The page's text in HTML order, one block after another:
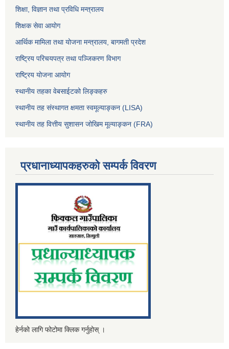
शिक्षा, विज्ञान तथा प्रविधि मन्त्रालय
शिक्षक सेवा आयोग
आर्थिक मामिला तथा योजना मन्त्रालय, बागमती प्रदेश
राष्ट्रिय परिचयपत्र तथा पञ्जिकरण विभाग
राष्ट्रिय योजना आयोग
स्थानीय तहका वेबसाईटको लिङ्कहरु
स्थानीय तह संस्थागत क्षमता स्वमूल्याङ्कन (LISA)
स्थानीय तह वित्तीय सुशासन जोखिम मूल्याङ्कन (FRA)
प्रधानाध्यापकहरुको सम्पर्क विवरण
हेर्नको लागि फोटोमा क्लिक गर्नुहोस् ।